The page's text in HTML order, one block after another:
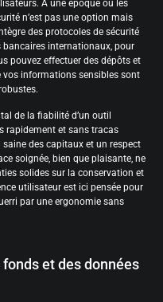
À une époque où les
n’est pas une option mais
des protocoles de sécurité
internationaux, pour
pouvez effectuer des dépôts et
vos informations sensibles sont
de la fiabilité d’un outil
rapidement et sans tracas
des capitaux et un respect
soignée, bien que plaisante, ne
solides sur la conservation et
utilisateur est ici pensée pour
par une ergonomie sans
et des données